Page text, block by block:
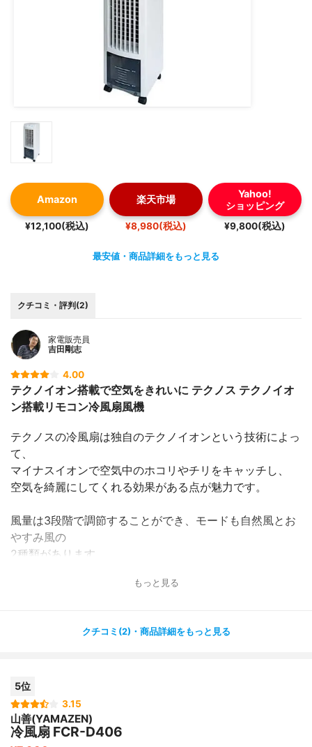
Amazon
¥12,100(税込)
楽天市場
¥8,980(税込)
Yahoo!
ショッピング
¥9,800(税込)
最安値・商品詳細をもっと見る
クチコミ・評判(2)
家電販売員
吉田剛志
4.00
テクノイオン搭載で空気をきれいに テクノス テクノイオ
ン搭載リモコン冷風扇風機
テクノスの冷風扇は独自のテクノイオンという技術によっ
て、
マイナスイオンで空気中のホコリやチリをキャッチし、
空気を綺麗にしてくれる効果がある点が魅力です。
風量は3段階で調節することができ、モードも自然風とお
やすみ風の
2種類があります。
就寝時の使用にはとてもおすすめです。
価格は平均的ですが、機能面なども一通り揃っているので
満足です。
ただ、しっかり冷やしたい時には氷や保冷剤の使用をおす
もっと見る
クチコミ(2)・商品詳細をもっと見る
5位
3.15
山善(YAMAZEN)
冷風扇 FCR-D406